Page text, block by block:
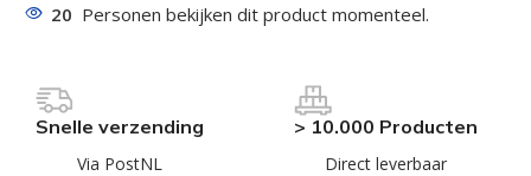
20 Personen bekijken dit product momenteel.
Snelle verzending
Via PostNL
> 10.000 Producten
Direct leverbaar